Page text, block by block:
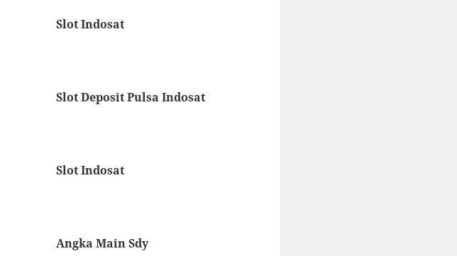
Slot Indosat
Slot Deposit Pulsa Indosat
Slot Indosat
Angka Main Sdy